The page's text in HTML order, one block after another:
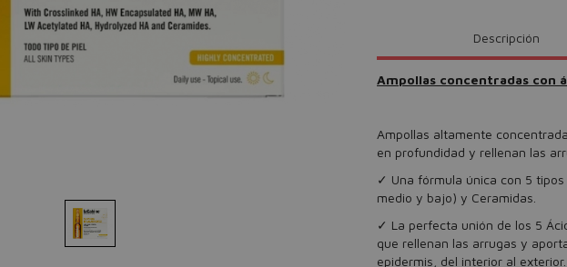
Descripción
Ampollas concentradas con
Ampollas altamente
en profundidad y rellenan las
✓ Una fórmula única con 5
medio y bajo) y Ceramidas.
✓ La perfecta unión de los 5
que rellenan las arrugas y
epidermis, del interior al